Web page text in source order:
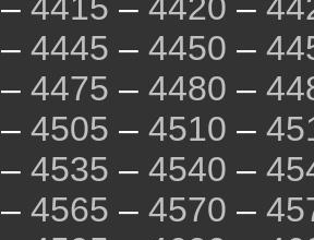
– 4415 – 4420 –
– 4445 – 4450 –
– 4475 – 4480 –
– 4505 – 4510 –
– 4535 – 4540 –
– 4565 – 4570 –